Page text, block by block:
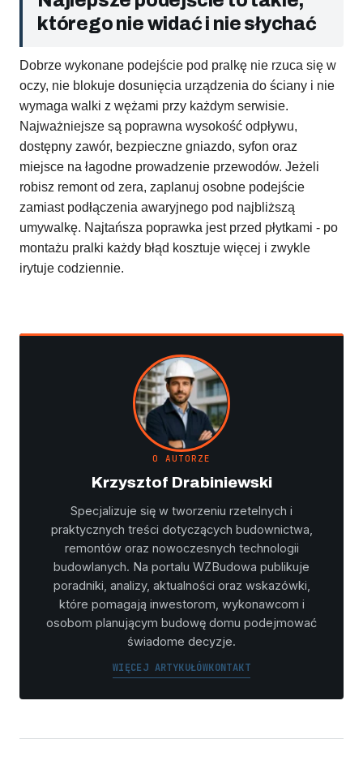
którego nie widać i nie słychać
Dobrze wykonane podejście pod pralkę nie rzuca się w
oczy, nie blokuje dosunięcia urządzenia do ściany i nie
wymaga walki z wężami przy każdym serwisie.
Najważniejsze są poprawna wysokość odpływu,
dostępny zawór, bezpieczne gniazdo, syfon oraz
miejsce na łagodne prowadzenie przewodów. Jeżeli
robisz remont od zera, zaplanuj osobne podejście
zamiast podłączenia awaryjnego pod najbliższą
umywalkę. Najtańsza poprawka jest przed płytkami - po
montażu pralki każdy błąd kosztuje więcej i zwykle
irytuje codziennie.
O AUTORZE
Krzysztof Drabiniewski
Specjalizuje się w tworzeniu rzetelnych i
praktycznych treści dotyczących budownictwa,
remontów oraz nowoczesnych technologii
budowlanych. Na portalu WZBudowa publikuje
poradniki, analizy, aktualności oraz wskazówki,
które pomagają inwestorom, wykonawcom i
osobom planującym budowę domu podejmować
świadome decyzje.
WIĘCEJ ARTYKUŁÓWKONTAKT